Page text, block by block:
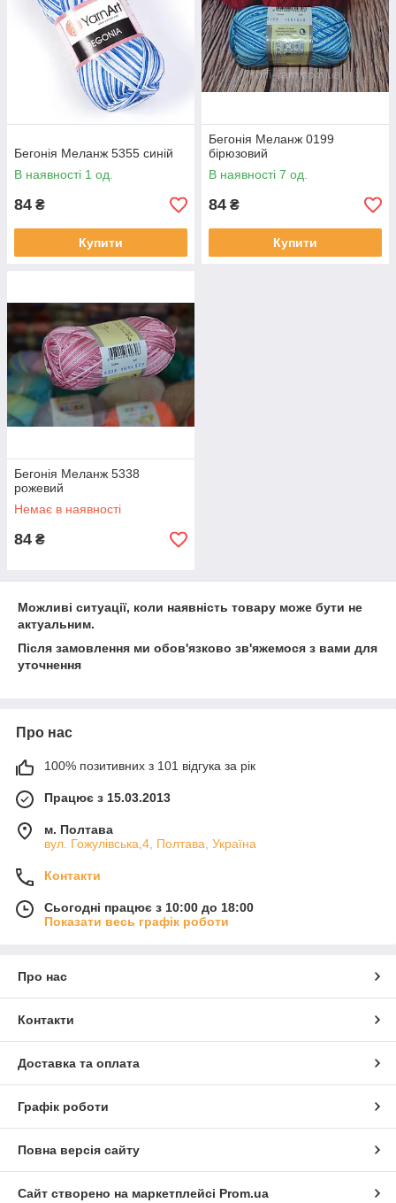
Бегонія Меланж 5355 синій
В наявності 1 од.
84 ₴
Купити
Бегонія Меланж 0199
бірюзовий
В наявності 7 од.
84 ₴
Купити
Бегонія Меланж 5338
рожевий
Немає в наявності
84 ₴
Можливі ситуації, коли наявність товару може бути не
актуальним.
Після замовлення ми обов'язково зв'яжемося з вами для
уточнення
Про нас
100% позитивних з 101 відгука за рік
Працює з 15.03.2013
м. Полтава
вул. Гожулівська,4, Полтава, Україна
Контакти
Сьогодні працює з 10:00 до 18:00
Показати весь графік роботи
Про нас
Контакти
Доставка та оплата
Графік роботи
Повна версія сайту
Сайт створено на маркетплейсі Prom.ua